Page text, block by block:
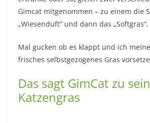
Gimcat mitgenommen – zu einem die
„Wiesenduft“ und dann das „Softgras“.
Mal gucken ob es klappt und ich
frisches selbstgezogenes Gras
Das sagt GimCat zu
Katzengras